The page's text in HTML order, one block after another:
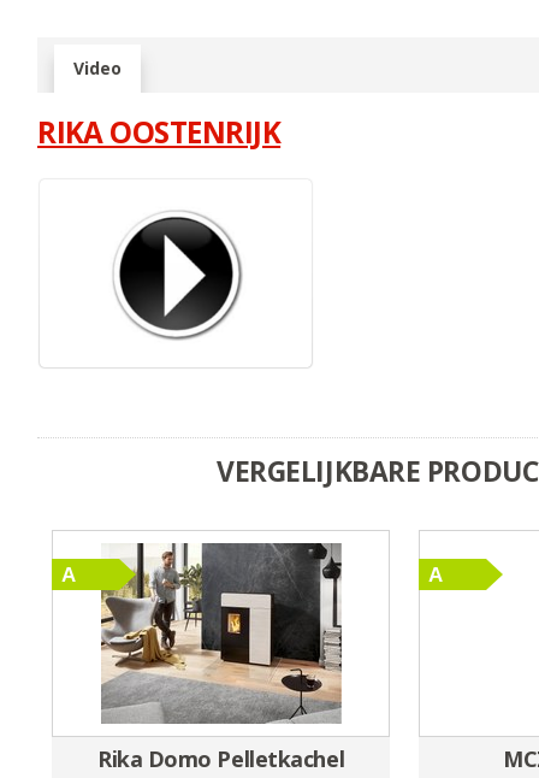
Video
RIKA OOSTENRIJK
VERGELIJKBARE
Rika Domo Pelletkachel